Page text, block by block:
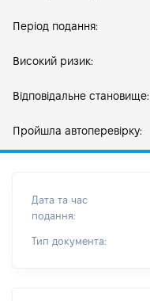
Період подання:
Високий ризик:
Відповідальне становище:
Пройшла автоперевірку:
Дата та час
подання:
Тип документа: